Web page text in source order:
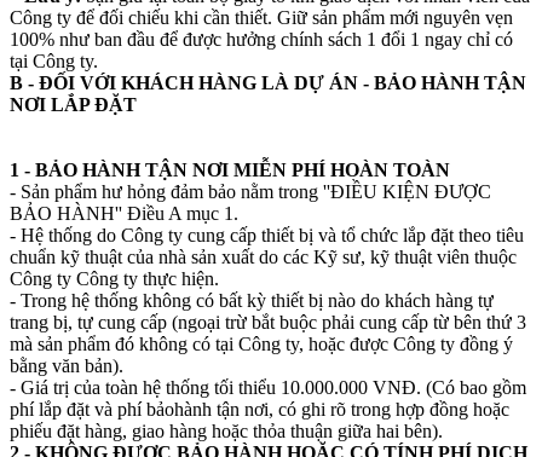
Công ty để đối chiếu khi cần thiết. Giữ sản phẩm mới nguyên vẹn
100% như ban đầu để được hưởng chính sách 1 đổi 1 ngay chỉ có
tại Công ty.
B - ĐỐI VỚI KHÁCH HÀNG LÀ DỰ ÁN - BẢO HÀNH TẬN
NƠI LẮP ĐẶT
1 - BẢO HÀNH TẬN NƠI MIỄN PHÍ HOÀN TOÀN
- Sản phẩm hư hỏng đảm bảo nằm trong ''ĐIỀU KIỆN ĐƯỢC
BẢO HÀNH'' Điều A mục 1.
- Hệ thống do Công ty cung cấp thiết bị và tổ chức lắp đặt theo tiêu
chuẩn kỹ thuật của nhà sản xuất do các Kỹ sư, kỹ thuật viên thuộc
Công ty Công ty thực hiện.
- Trong hệ thống không có bất kỳ thiết bị nào do khách hàng tự
trang bị, tự cung cấp (ngoại trừ bắt buộc phải cung cấp từ bên thứ 3
mà sản phẩm đó không có tại Công ty, hoặc được Công ty đồng ý
bằng văn bản).
- Giá trị của toàn hệ thống tối thiểu 10.000.000 VNĐ. (Có bao gồm
phí lắp đặt và phí bảohành tận nơi, có ghi rõ trong hợp đồng hoặc
phiếu đặt hàng, giao hàng hoặc thỏa thuận giữa hai bên).
2 - KHÔNG ĐƯỢC BẢO HÀNH HOẶC CÓ TÍNH PHÍ DỊCH